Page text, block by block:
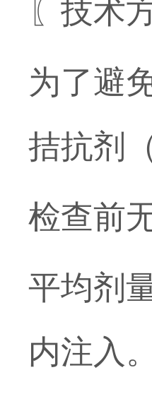
〖技术
为了避
拮抗剂
检查前
平均剂
内注入